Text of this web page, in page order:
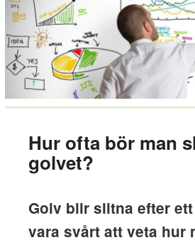
Hur ofta bör man
golvet?
Golv blir slitna efter
vara svårt att veta hur